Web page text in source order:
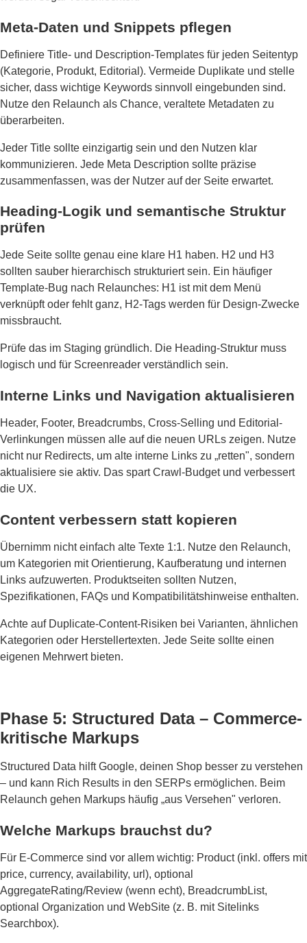
Meta-Daten und Snippets pflegen
Definiere Title- und Description-Templates für jeden Seitentyp
(Kategorie, Produkt, Editorial). Vermeide Duplikate und stelle
sicher, dass wichtige Keywords sinnvoll eingebunden sind.
Nutze den Relaunch als Chance, veraltete Metadaten zu
überarbeiten.
Jeder Title sollte einzigartig sein und den Nutzen klar
kommunizieren. Jede Meta Description sollte präzise
zusammenfassen, was der Nutzer auf der Seite erwartet.
Heading-Logik und semantische Struktur
prüfen
Jede Seite sollte genau eine klare H1 haben. H2 und H3
sollten sauber hierarchisch strukturiert sein. Ein häufiger
Template-Bug nach Relaunches: H1 ist mit dem Menü
verknüpft oder fehlt ganz, H2-Tags werden für Design-Zwecke
missbraucht.
Prüfe das im Staging gründlich. Die Heading-Struktur muss
logisch und für Screenreader verständlich sein.
Interne Links und Navigation aktualisieren
Header, Footer, Breadcrumbs, Cross-Selling und Editorial-
Verlinkungen müssen alle auf die neuen URLs zeigen. Nutze
nicht nur Redirects, um alte interne Links zu „retten", sondern
aktualisiere sie aktiv. Das spart Crawl-Budget und verbessert
die UX.
Content verbessern statt kopieren
Übernimm nicht einfach alte Texte 1:1. Nutze den Relaunch,
um Kategorien mit Orientierung, Kaufberatung und internen
Links aufzuwerten. Produktseiten sollten Nutzen,
Spezifikationen, FAQs und Kompatibilitätshinweise enthalten.
Achte auf Duplicate-Content-Risiken bei Varianten, ähnlichen
Kategorien oder Herstellertexten. Jede Seite sollte einen
eigenen Mehrwert bieten.
Phase 5: Structured Data – Commerce-
kritische Markups
Structured Data hilft Google, deinen Shop besser zu verstehen
– und kann Rich Results in den SERPs ermöglichen. Beim
Relaunch gehen Markups häufig „aus Versehen" verloren.
Welche Markups brauchst du?
Für E-Commerce sind vor allem wichtig: Product (inkl. offers mit
price, currency, availability, url), optional
AggregateRating/Review (wenn echt), BreadcrumbList,
optional Organization und WebSite (z. B. mit Sitelinks
Searchbox).